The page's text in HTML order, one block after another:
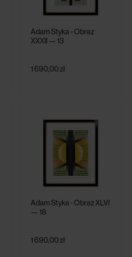
Adam Styka - Obraz
XXXII — 13
1 690,00 zł
Adam Styka - Obraz XLVI
— 18
1 690,00 zł